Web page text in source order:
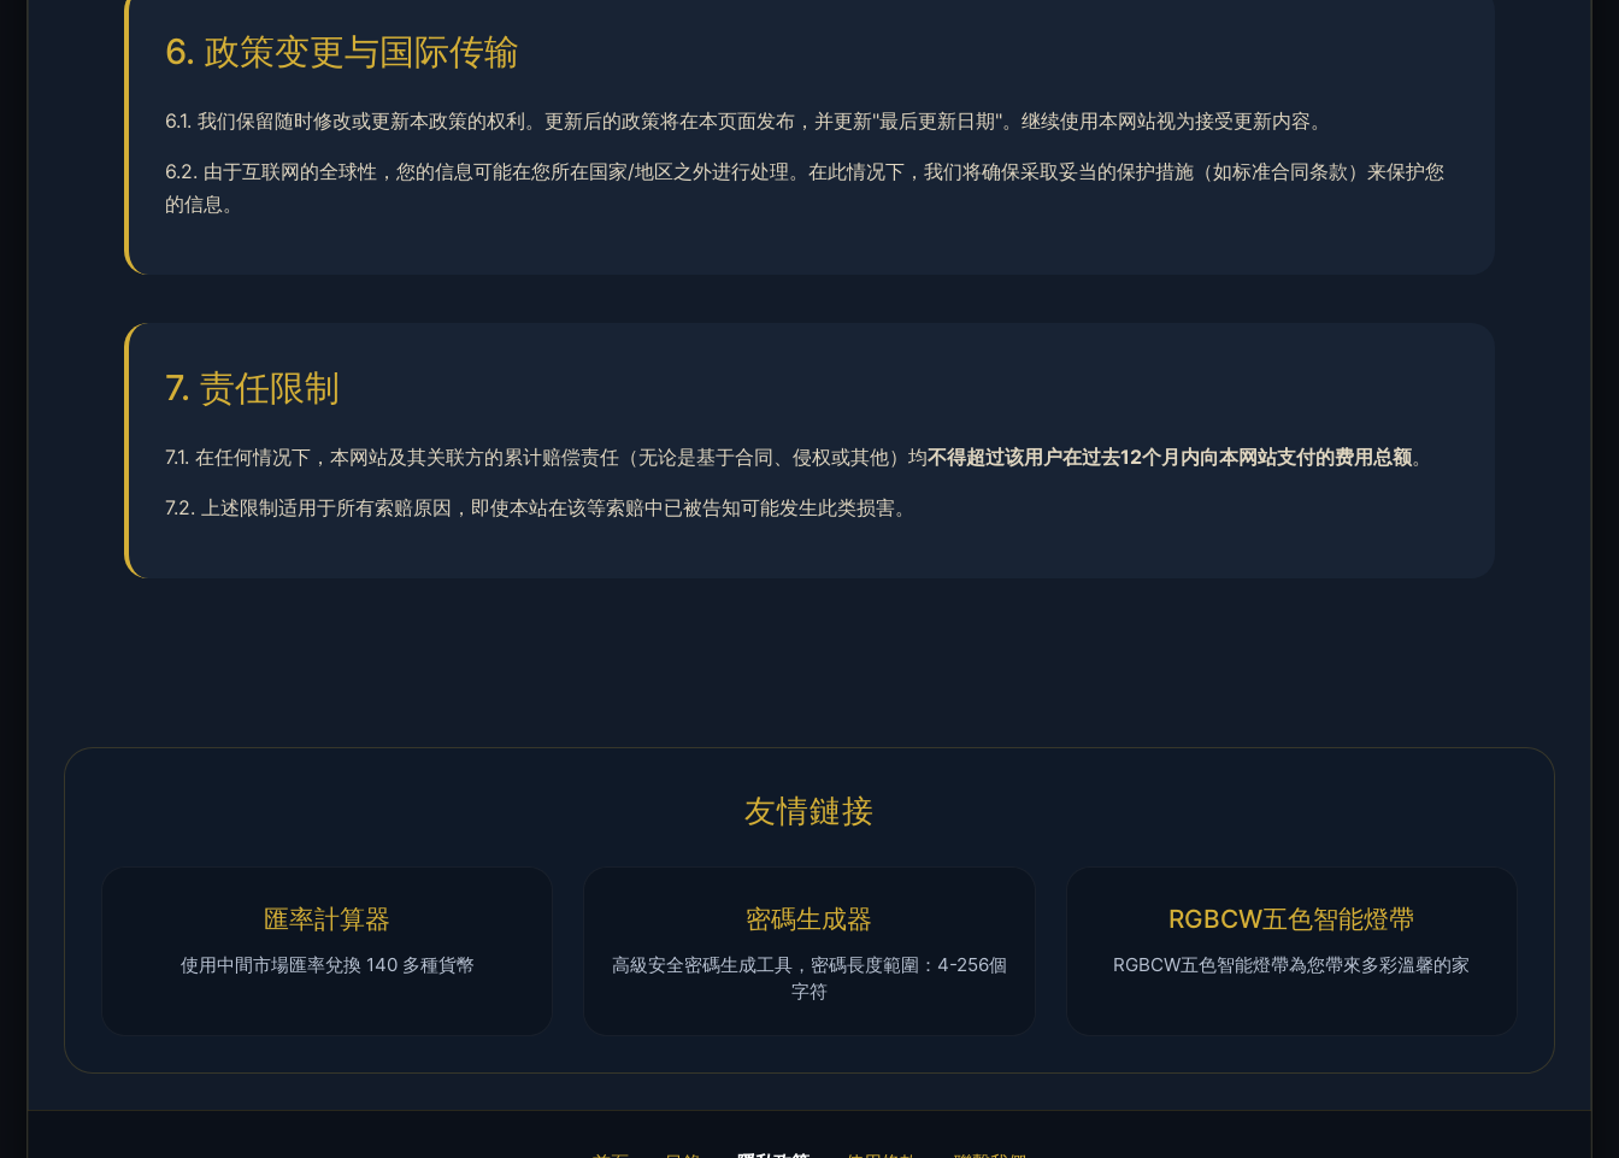
6. 政策变更与国际传输
6.1. 我们保留随时修改或更新本政策的权利。更新后的政策将在本页面发布，并更新"最后更新日期"。继续使用本网站视为接受更新内容。
6.2. 由于互联网的全球性，您的信息可能在您所在国家/地区之外进行处理。在此情况下，我们将确保采取妥当的保护措施（如标准合同条款）来保护您
的信息。
7. 责任限制
7.1. 在任何情况下，本网站及其关联方的累计赔偿责任（无论是基于合同、侵权或其他）均不得超过该用户在过去12个月内向本网站支付的费用总额。
7.2. 上述限制适用于所有索赔原因，即使本站在该等索赔中已被告知可能发生此类损害。
友情鏈接
匯率計算器
使用中間市場匯率兌換 140 多種貨幣
密碼生成器
高級安全密碼生成工具，密碼長度範圍：4-256個
字符
RGBCW五色智能燈帶
RGBCW五色智能燈帶為您帶來多彩溫馨的家